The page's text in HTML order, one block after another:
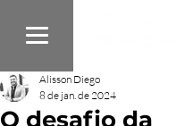
O desafio da
Alisson Diego
8 de jan. de 2024